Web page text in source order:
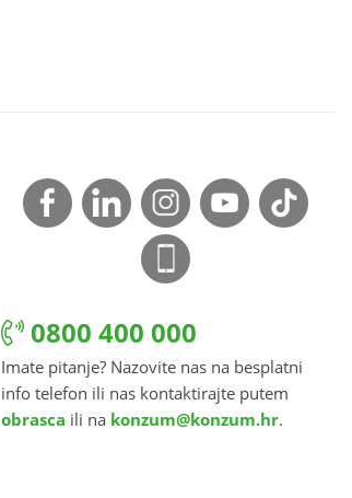
0800 400 000
Imate pitanje? Nazovite nas na besplatni
info telefon ili nas kontaktirajte putem
obrasca ili na konzum@konzum.hr.